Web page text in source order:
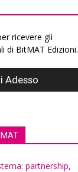
ricevere gli
di BitMAT Edizioni.
partnership,